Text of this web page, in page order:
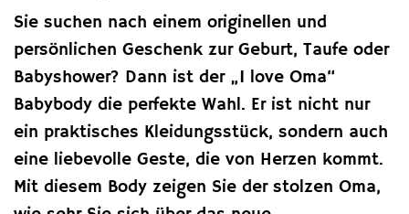
Sie suchen nach einem originellen und
persönlichen Geschenk zur Geburt, Taufe oder
Babyshower? Dann ist der „I love Oma“
Babybody die perfekte Wahl. Er ist nicht nur
ein praktisches Kleidungsstück, sondern auch
eine liebevolle Geste, die von Herzen kommt.
Mit diesem Body zeigen Sie der stolzen Oma,